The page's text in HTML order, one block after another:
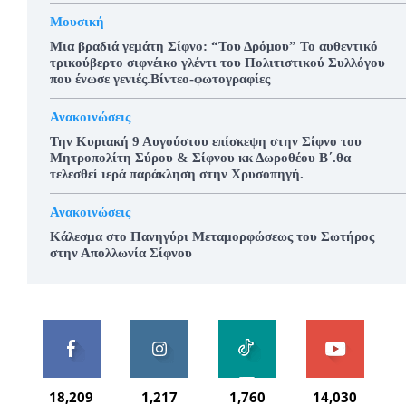
Μουσική
Μια βραδιά γεμάτη Σίφνο: “Του Δρόμου” Το αυθεντικό
τρικούβερτο σιφνέικο γλέντι του Πολιτιστικού Συλλόγου
που ένωσε γενιές.Βίντεο-φωτογραφίες
Ανακοινώσεις
Την Κυριακή 9 Αυγούστου επίσκεψη στην Σίφνο του
Μητροπολίτη Σύρου & Σίφνου κκ Δωροθέου Β΄.θα
τελεσθεί ιερά παράκληση στην Χρυσοπηγή.
Ανακοινώσεις
Κάλεσμα στο Πανηγύρι Μεταμορφώσεως του Σωτήρος
στην Απολλωνία Σίφνου
18,209 1,217 1,760 14,030